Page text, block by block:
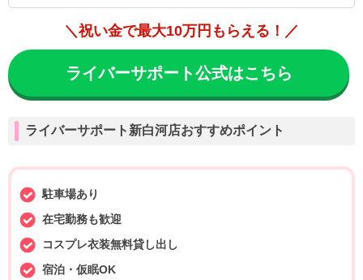
＼祝い金で最大10万円もらえる！／
ライバーサポート公式はこちら
ライバーサポート新白河店おすすめポイント
駐車場あり
在宅勤務も歓迎
コスプレ衣装無料貸し出し
宿泊・仮眠OK